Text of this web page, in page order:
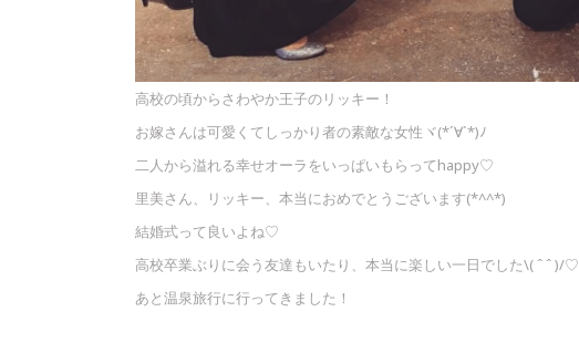
高校の頃からさわやか王子のリッキー！
お嫁さんは可愛くてしっかり者の素敵な女性ヾ(*´∀`*)ﾉ
二人から溢れる幸せオーラをいっぱいもらってhappy♡
里美さん、リッキー、本当におめでとうございます(*^^*)
結婚式って良いよね♡
高校卒業ぶりに会う友達もいたり、本当に楽しい一日でした\( ˆ ˆ )/♡
あと温泉旅行に行ってきました！